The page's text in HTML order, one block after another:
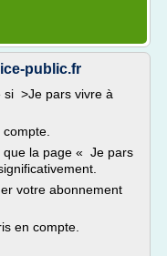
public.fr
si >Je pars vivre à
que la page « Je pars
votre abonnement
en compte.